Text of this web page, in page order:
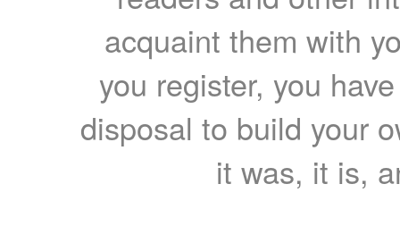
acquaint them with
you register, you
disposal to build your
it was, it is,